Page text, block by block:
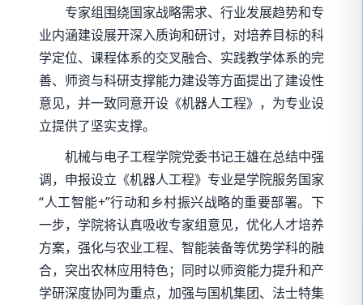
专家组围绕国家战略需求、行业发展趋势和专
业内涵建设展开深入质询和研讨，对培养目标的科
学定位、课程体系的交叉融合、实践教学体系的完
善、师资与科研支撑能力建设等方面提出了建设性
意见，并一致同意开设《机器人工程》，为专业设
立提供了坚实支撑。
机械与电子工程学院党委书记王雄在总结中强
调，申报设立《机器人工程》专业是学院服务国家
“人工智能+”行动和乡村振兴战略的重要部署。下
一步，学院将认真吸收专家组意见，优化人才培养
方案，强化与农业工程、智能装备等优势学科的融
合，突出农林应用特色；同时以师资能力提升和产
学研深度协同为重点，加强与国机集团、法士特集